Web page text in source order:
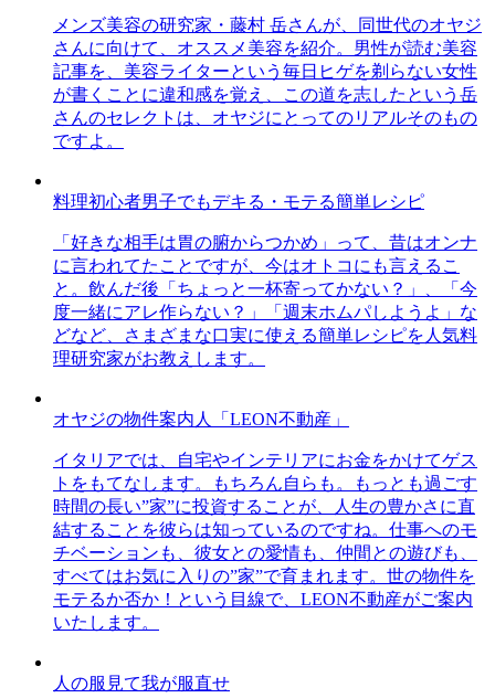
メンズ美容の研究家・藤村 岳さんが、同世代のオヤジ
さんに向けて、オススメ美容を紹介。男性が読む美容
記事を、美容ライターという毎日ヒゲを剃らない女性
が書くことに違和感を覚え、この道を志したという岳
さんのセレクトは、オヤジにとってのリアルそのもの
ですよ。
料理初心者男子でもデキる・モテる簡単レシピ
「好きな相手は胃の腑からつかめ」って、昔はオンナ
に言われてたことですが、今はオトコにも言えるこ
と。飲んだ後「ちょっと一杯寄ってかない？」、「今
度一緒にアレ作らない？」「週末ホムパしようよ」な
どなど、さまざまな口実に使える簡単レシピを人気料
理研究家がお教えします。
オヤジの物件案内人「LEON不動産」
イタリアでは、自宅やインテリアにお金をかけてゲス
トをもてなします。もちろん自らも。もっとも過ごす
時間の長い”家”に投資することが、人生の豊かさに直
結することを彼らは知っているのですね。仕事へのモ
チベーションも、彼女との愛情も、仲間との遊びも、
すべてはお気に入りの”家”で育まれます。世の物件を
モテるか否か！という目線で、LEON不動産がご案内
いたします。
人の服見て我が服直せ